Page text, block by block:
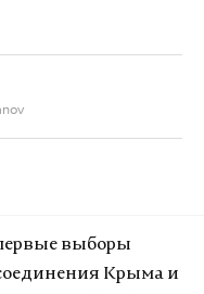
выборы
Крыма и